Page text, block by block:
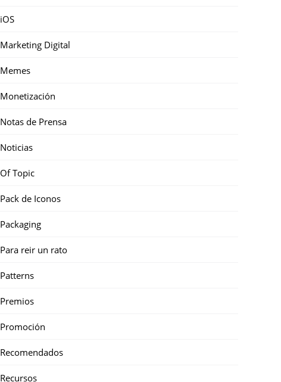
iOS
Marketing Digital
Memes
Monetización
Notas de Prensa
Noticias
Of Topic
Pack de Iconos
Packaging
Para reir un rato
Patterns
Premios
Promoción
Recomendados
Recursos